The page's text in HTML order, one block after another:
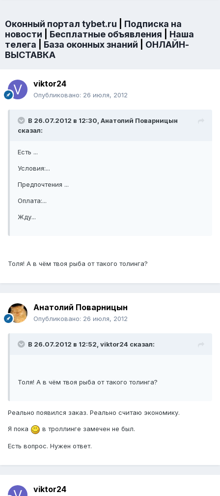
Оконный портал tybet.ru
Подписка на
новости
Бесплатные объявления
Наша
телега
База оконных знаний
ОНЛАЙН-
ВЫСТАВКА
viktor24
Опубликовано: 26 июля, 2012
В 26.07.2012 в 12:30, Анатолий Поварницын
сказал:
Есть ...
Условия:...
Предпочтения ...
Оплата:...
Жду...
Толя! А в чём твоя рыба от такого толинга?
Анатолий Поварницын
Опубликовано: 26 июля, 2012
В 26.07.2012 в 12:52, viktor24 сказал:
Толя! А в чём твоя рыба от такого толинга?
Реально появился заказ. Реально считаю экономику.
Я пока в троллинге замечен не был.
Есть вопрос. Нужен ответ.
viktor24